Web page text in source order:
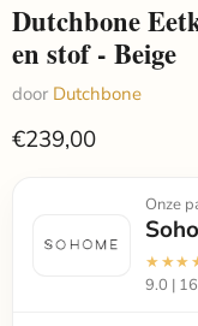
Dutchbone
en stof - Beige
door Dutchbone
€239,00
Onze
9.0 |